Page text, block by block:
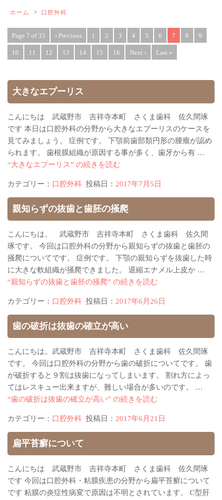
ホーム > 口腔外科
Page 7 of 33 ‹ Previous 1 2 3 4 5 6 7 8 9
10 11 12 13 14 15 16 Next › Last »
大きなエプーリス
こんにちは 武蔵野市 吉祥寺本町 さくま歯科 佐久間琢
です 本日は口腔外科の分野から大きなエプーリスのケースを
見てみましょう。 症例です。 下顎前歯部類円形の腫瘤が認め
られます。 歯根膜組織が原因する事が多く、歯牙から有 …
“大きなエプーリス” の続きを読む
カテゴリー： 口腔外科 投稿日： 2017年7月5日
親知らずの抜歯と歯胚の掻爬
こんにちは。 武蔵野市 吉祥寺本町 さくま歯科 佐久間
琢です。 今回は口腔外科の分野から親知らずの抜歯と歯胚の
掻爬についてです。 症例です。 下顎の親知らずを抜歯した時
に大きな軟組織が掻爬できました。 退縮エナメル上皮か …
“親知らずの抜歯と歯胚の掻爬” の続きを読む
カテゴリー： 口腔外科 投稿日： 2017年6月26日
歯の破折は抜歯の確立が高い
こんにちは。武蔵野市 吉祥寺本町 さくま歯科 佐久間琢
です。 今回は口腔外科の分野から歯の破折についてです。 歯
が破折すると９割は抜歯になってしまいます。 割れ方によっ
てはレスキュー出来ますが、難しい場合が多いのです。 …
“歯の破折は抜歯の確立が高い” の続きを読む
カテゴリー： 口腔外科 投稿日： 2017年6月21日
扁平苔癬について
こんにちは 武蔵野市 吉祥寺本町 さくま歯科 佐久間琢
です 今回は口腔外科・粘膜疾患の分野から扁平苔癬について
です 粘膜の炎症性病変で原因は不明とされています。 C型肝